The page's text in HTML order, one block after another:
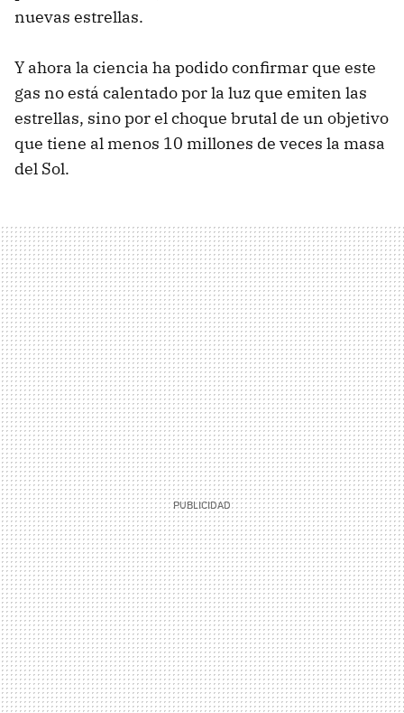
nuevas estrellas.
Y ahora la ciencia ha podido confirmar que este
gas no está calentado por la luz que emiten las
estrellas, sino por el choque brutal de un objetivo
que tiene al menos 10 millones de veces la masa
del Sol.